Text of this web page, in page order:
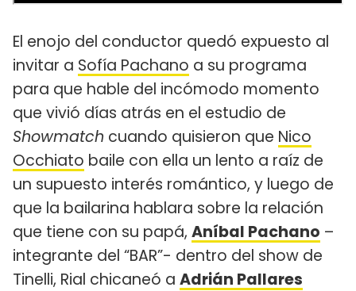
El enojo del conductor quedó expuesto al
invitar a Sofía Pachano a su programa
para que hable del incómodo momento
que vivió días atrás en el estudio de
Showmatch cuando quisieron que Nico
Occhiato baile con ella un lento a raíz de
un supuesto interés romántico, y luego de
que la bailarina hablara sobre la relación
que tiene con su papá, Aníbal Pachano –
integrante del “BAR”- dentro del show de
Tinelli, Rial chicaneó a Adrián Pallares